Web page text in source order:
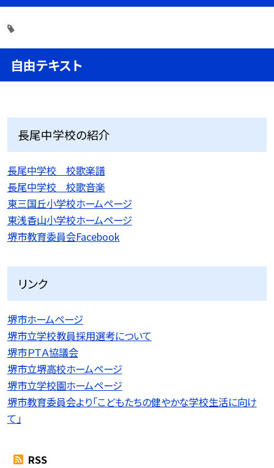
自由テキスト
長尾中学校の紹介
長尾中学校 校歌楽譜
長尾中学校 校歌音楽
東三国丘小学校ホームページ
東浅香山小学校ホームページ
堺市教育委員会Facebook
リンク
堺市ホームページ
堺市立学校教員採用選考について
堺市ＰＴＡ協議会
堺市立堺高校ホームページ
堺市立学校園ホームページ
堺市教育委員会より「こどもたちの健やかな学校生活に向け
て」
RSS